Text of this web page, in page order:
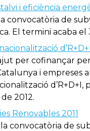
i eficiència
la convocatòria de
El termini acaba el
d’R+D+I
ajut per cofinançar
i
2012.
Renovables 2011
la convocatòria de